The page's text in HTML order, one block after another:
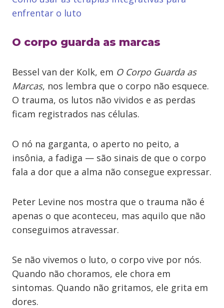
enfrentar o luto
O corpo guarda as marcas
Bessel van der Kolk, em O Corpo Guarda as
Marcas, nos lembra que o corpo não esquece.
O trauma, os lutos não vividos e as perdas
ficam registrados nas células.
O nó na garganta, o aperto no peito, a
insônia, a fadiga — são sinais de que o corpo
fala a dor que a alma não consegue expressar.
Peter Levine nos mostra que o trauma não é
apenas o que aconteceu, mas aquilo que não
conseguimos atravessar.
Se não vivemos o luto, o corpo vive por nós.
Quando não choramos, ele chora em
sintomas. Quando não gritamos, ele grita em
dores.